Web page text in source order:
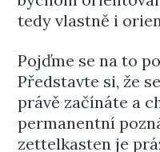
tedy vlastně i
Pojďme se na to
Představte si, že
právě začínáte a
permanentní
zettelkasten je